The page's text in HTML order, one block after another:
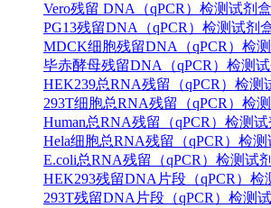
Vero残留 DNA（qPCR）检测试剂盒
PG13残留DNA（qPCR）检测试剂
MDCK细胞残留DNA（qPCR）检
毕赤酵母残留DNA（qPCR）检测
HEK239总RNA残留（qPCR）检测
293T细胞总RNA残留（qPCR）检
Human总RNA残留（qPCR）检测
Hela细胞总RNA残留（qPCR）检测
E.coli总RNA残留（qPCR）检测试
HEK293残留DNA片段（qPCR）检
293T残留DNA片段（qPCR）检测